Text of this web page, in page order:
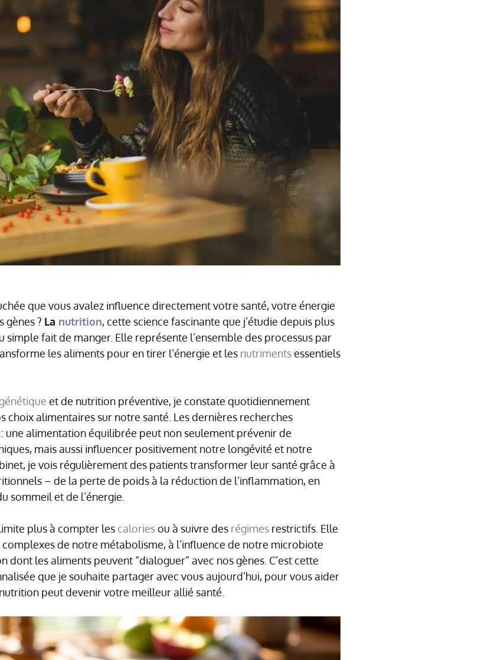
que vous avalez influence directement votre santé, votre énergie
gènes ? La nutrition, cette science fascinante que j’étudie depuis plus
simple fait de manger. Elle représente l’ensemble des processus par
les aliments pour en tirer l’énergie et les nutrimentsessentiels
et de nutrition préventive, je constate quotidiennement
choix alimentaires sur notre santé. Les dernières recherches
une alimentation équilibrée peut non seulement prévenir de
mais aussi influencer positivement notre longévité et notre
je vois régulièrement des patients transformer leur santé grâce à
– de la perte de poids à la réduction de l’inflammation, en
sommeil et de l’énergie.
plus à compter les caloriesou à suivre des régimes restrictifs. Elle
complexes de notre métabolisme, à l’influence de notre microbiote
dont les aliments peuvent “dialoguer” avec nos gènes. C’est cette
que je souhaite partager avec vous aujourd’hui, pour vous aider
peut devenir votre meilleur allié santé.